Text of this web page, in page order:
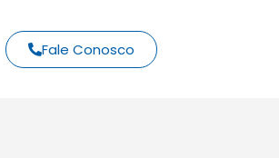
Fale Conosco